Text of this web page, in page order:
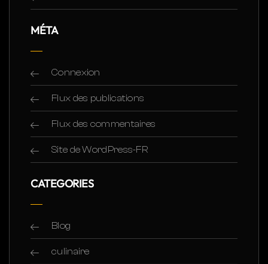
MÉTA
Connexion
Flux des publications
Flux des commentaires
Site de WordPress-FR
CATEGORIES
Blog
culinaire